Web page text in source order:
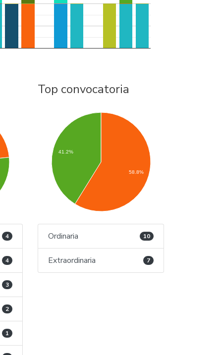
4
4
3
2
1
Top convocatoria
41.2%
58.8%
Ordinaria 10
Extraordinaria 7